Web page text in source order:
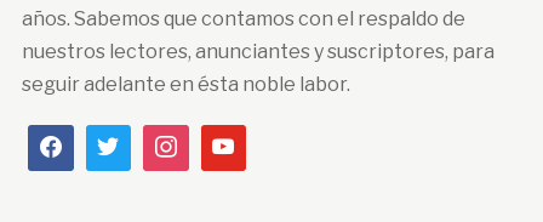
años. Sabemos que contamos con el respaldo de
nuestros lectores, anunciantes y suscriptores, para
seguir adelante en ésta noble labor.